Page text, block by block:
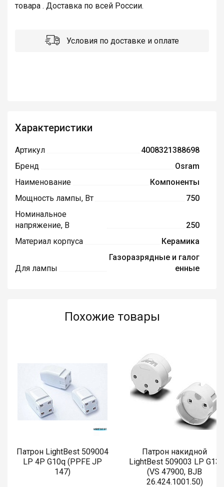
товара . Доставка по всей России.
Условия по доставке и оплате
Характеристики
Артикул
4008321388698
Бренд
Osram
Наименование
Компоненты
Мощность лампы, Вт
750
Номинальное
напряжение, В
250
Материал корпуса
Керамика
Для лампы
Газоразрядные и галог
енные
Похожие товары
Патрон LightBest 509004
LP 4P G10q (PPFE JP
147)
Патрон накидной
LightBest 509003 LP G13
(VS 47900, BJB
26.424.1001.50)